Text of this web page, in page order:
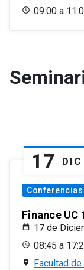
09:00 a
17 DIC
Conferencias
Finance
17 de
08:45 a
Facultad